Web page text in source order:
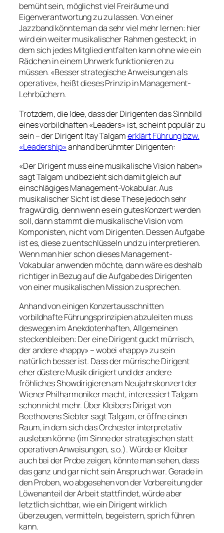
bemüht sein, möglichst viel Freiräume und
Eigenverantwortung zu zu lassen. Von einer
Jazzband könnte man da sehr viel mehr lernen: hier
wird ein weiter musikalischer Rahmen gesteckt, in
dem sich jedes Mitglied entfalten kann ohne wie ein
Rädchen in einem Uhrwerk funktionieren zu
müssen. «Besser strategische Anweisungen als
operative», heißt dieses Prinzip in Management-
Lehrbüchern.
Trotzdem, die Idee, dass der Dirigenten das Sinnbild
eines vorbildhaften «Leaders» ist, scheint populär zu
sein – der Dirigent Itay Talgamerklärt Führung bzw.
«Leadership»anhand berühmter Dirigenten:
«Der Dirigent muss eine musikalische Vision haben»
sagt Talgam und bezieht sich damit gleich auf
einschlägiges Management-Vokabular. Aus
musikalischer Sicht ist diese These jedoch sehr
fragwürdig, denn wenn es ein gutes Konzert werden
soll, dann stammt die musikalische Vision vom
Komponisten, nicht vom Dirigenten. Dessen Aufgabe
ist es, diese zu entschlüsseln und zu interpretieren.
Wenn man hier schon dieses Management-
Vokabular anwenden möchte, dann wäre es deshalb
richtiger in Bezug auf die Aufgabe des Dirigenten
von einer musikalischen Mission zu sprechen.
Anhand von einigen Konzertausschnitten
vorbildhafte Führungsprinzipien abzuleiten muss
deswegen im Anekdotenhaften, Allgemeinen
steckenbleiben: Der eine Dirigent guckt mürrisch,
der andere «happy» – wobei «happy» zu sein
natürlich besser ist. Dass der mürrische Dirigent
eher düstere Musik dirigiert und der andere
fröhliches Showdirigieren am Neujahrskonzert der
Wiener Philharmoniker macht, interessiert Talgam
schon nicht mehr. Über Kleibers Dirigat von
Beethovens Siebter sagt Talgam, er öffne einen
Raum, in dem sich das Orchester interpretativ
ausleben könne (im Sinne der strategischen statt
operativen Anweisungen, s.o.). Würde er Kleiber
auch bei der Probe zeigen, könnte man sehen, dass
das ganz und gar nicht sein Anspruch war. Gerade in
den Proben, wo abgesehen von der Vorbereitung der
Löwenanteil der Arbeit stattfindet, würde aber
letztlich sichtbar, wie ein Dirigent wirklich
überzeugen, vermitteln, begeistern, sprich führen
kann.